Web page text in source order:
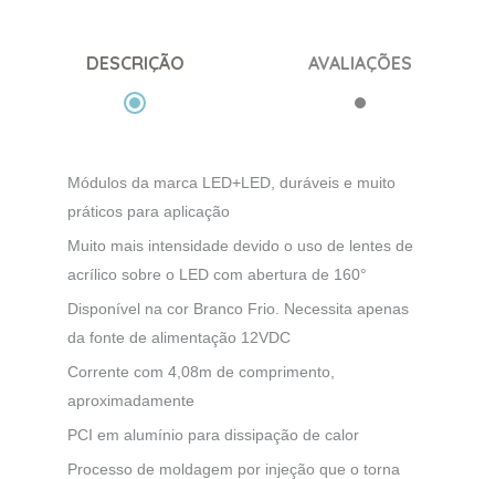
DESCRIÇÃO AVALIAÇÕES
Módulos da marca LED+LED, duráveis e muito
práticos para aplicação
Muito mais intensidade devido o uso de lentes de
acrílico sobre o LED com abertura de 160°
Disponível na cor Branco Frio. Necessita apenas
da fonte de alimentação 12VDC
Corrente com 4,08m de comprimento,
aproximadamente
PCI em alumínio para dissipação de calor
Processo de moldagem por injeção que o torna